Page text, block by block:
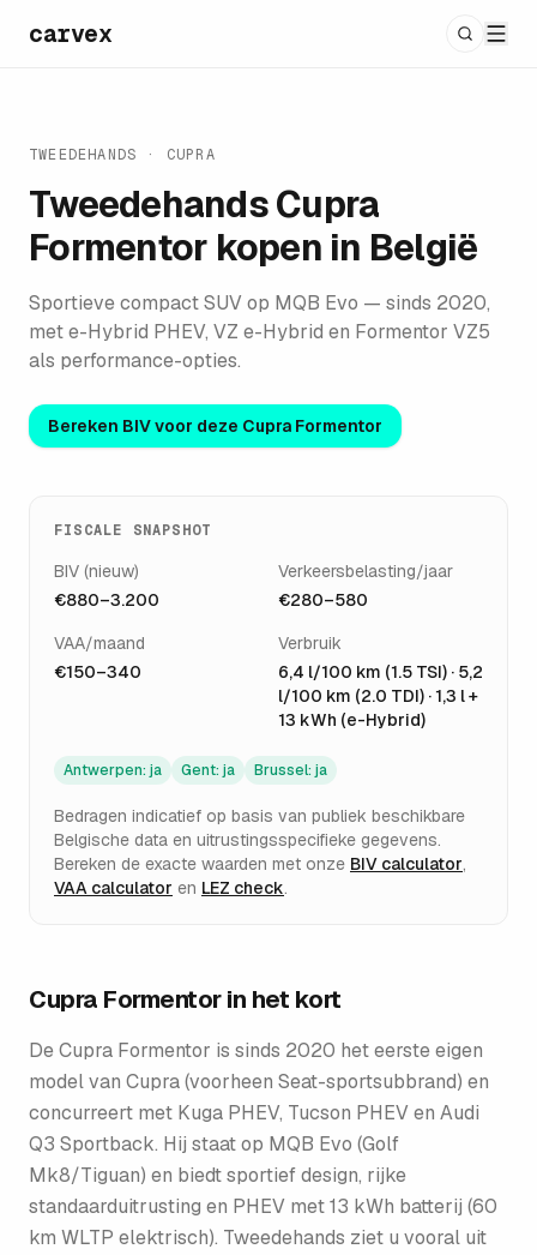
carvex
TWEEDEHANDS · CUPRA
TweedehandsCupra
Formentor kopen in België
Sportieve compact SUV op MQB Evo — sinds 2020,
met e-Hybrid PHEV, VZ e-Hybrid en Formentor VZ5
als performance-opties.
Bereken BIV voor deze Cupra Formentor
FISCALE SNAPSHOT
BIV (nieuw)
€880–3.200
Verkeersbelasting/jaar
€280–580
VAA/maand
€150–340
Verbruik
6,4 l/100 km (1.5 TSI) · 5,2
l/100 km (2.0 TDI) · 1,3 l +
13 kWh (e-Hybrid)
Antwerpen: ja Gent: ja Brussel: ja
Bedragen indicatief op basis van publiek beschikbare
Belgische data en uitrustingsspecifieke gegevens.
Bereken de exacte waarden met onze BIV calculator,
VAA calculator en LEZ check.
Cupra Formentorin het kort
De Cupra Formentor is sinds 2020 het eerste eigen
model van Cupra (voorheen Seat-sportsubbrand) en
concurreert met Kuga PHEV, Tucson PHEV en Audi
Q3 Sportback. Hij staat op MQB Evo (Golf
Mk8/Tiguan) en biedt sportief design, rijke
standaarduitrusting en PHEV met 13 kWh batterij (60
km WLTP elektrisch). Tweedehands ziet u vooral uit